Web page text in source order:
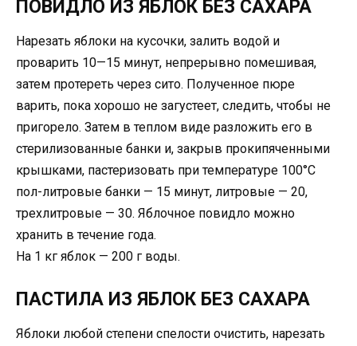
ПОВИДЛО ИЗ ЯБЛОК БЕЗ САХАРА
Нарезать яблоки на кусочки, залить водой и
проварить 10—15 минут, непрерывно помешивая,
затем протереть через сито. Полученное пюре
варить, пока хорошо не загустеет, следить, чтобы не
пригорело. Затем в теплом виде разложить его в
стерилизованные банки и, закрыв прокипяченными
крышками, пастеризовать при температуре 100°С
пол-литровые банки — 15 минут, литровые — 20,
трехлитровые — 30. Яблочное пoвидло можно
хранить в течение года.
На 1 кг яблок — 200 г воды.
ПАСТИЛА ИЗ ЯБЛОК БЕЗ САХАРА
Яблоки любой степени спелости очистить, нарезать